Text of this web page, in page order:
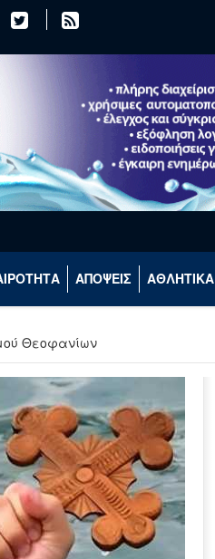
ΑΠΟΨΕΙΣ ΑΘΛΗΤΙΚΑ
Θεοφανίων